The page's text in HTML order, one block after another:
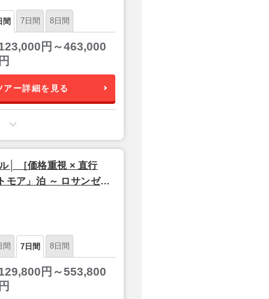
間 7日間 8日間
円～463,000
アー詳細を見る
│ ［価格重視 × 直行
モア」泊 ～ ロサンゼル
間 7日間 8日間
円～553,800